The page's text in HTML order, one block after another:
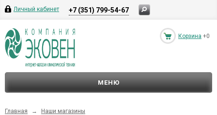
Личный кабинет +7 (351) 799-54-67
Корзина +0
МЕНЮ
Главная → Наши магазины